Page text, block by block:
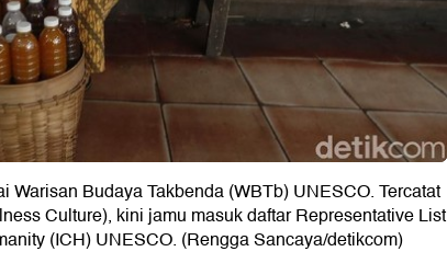
Budaya Takbenda (WBTb) UNESCO. Tercatat
Culture), kini jamu masuk daftar Representative List
(ICH) UNESCO. (Rengga Sancaya/detikcom)